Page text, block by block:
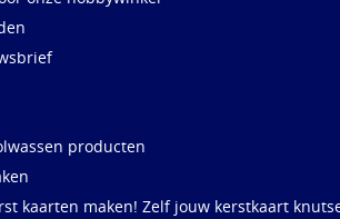
producten
kaarten maken! Zelf jouw kerstkaart